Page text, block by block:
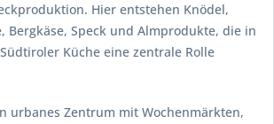
Hier entstehen Knödel,
Bergkäse, Speck und Almprodukte, die in
Küche eine zentrale Rolle
urbanes Zentrum mit Wochenmärkten,